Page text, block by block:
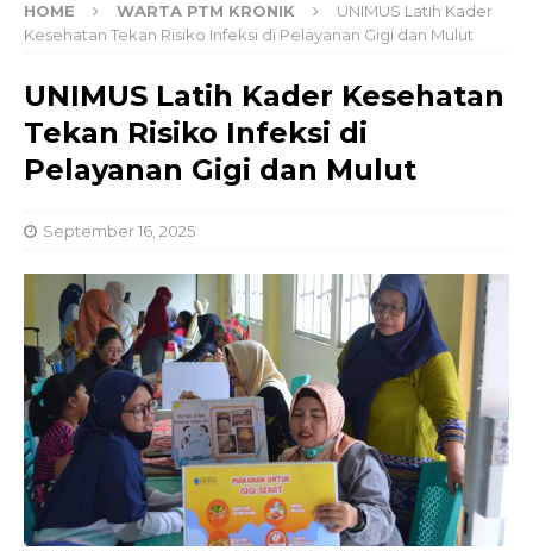
HOME WARTA PTM KRONIK
UNIMUS Latih Kader
Kesehatan Tekan Risiko Infeksi di Pelayanan Gigi dan Mulut
UNIMUS Latih Kader Kesehatan
Tekan Risiko Infeksi di
Pelayanan Gigi dan Mulut
September 16, 2025